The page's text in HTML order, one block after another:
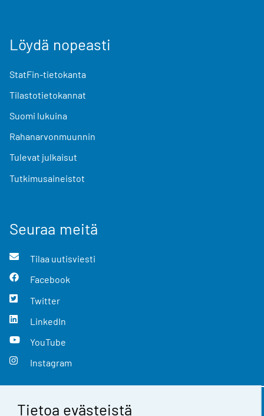
Tietoa evästeistä
Löydä nopeasti
StatFin-tietokanta
Tilastotietokannat
Suomi lukuina
Rahanarvonmuunnin
Tulevat julkaisut
Tutkimusaineistot
Seuraa meitä
Tilaa uutisviesti
Facebook
Twitter
LinkedIn
YouTube
Instagram
Yhteystiedot